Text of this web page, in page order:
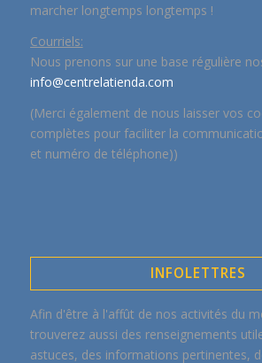
marcher longtemps longtemps !
Courriels:
Nous prenons sur une base régulière
info@centrelatienda.com
(Merci également de nous laisser vos
complètes pour faciliter la
et numéro de téléphone))
INFOLETTRES
Afin d'être à l'affût de nos activités du
trouverez aussi des renseignements
astuces, des informations pertinentes,